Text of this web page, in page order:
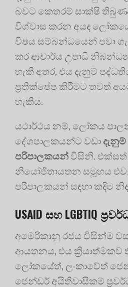
බවට කෙතරම් සාක්ෂි
විශ්වාස කරන අයද
විෂය සම්බන්ධයෙන් පවා
කර ආචාර්ය උපාධි
හැකි අතර, එය දැනුම්
ප්‍රතික්ෂේප කිරීමට තවත්
හැකිය.
යථාර්ථය නම්, ලෝකය
දේශපාලකයන්ට වඩා
පරිපාලකයන් විසිනි. එක්සත්
නියෝජිතායතන සමූහය
පරිපාලකයන් සඳහා කදිම
USAID සහ LGBTIQ
අමෙරිකානු රජය විසින්ම
ආයතනය, එය ක්‍රියාත්මකව
ලෝකයේත්, ලංකාවේත්
ජෙන්ඩර් අයිතිවාසිකම්